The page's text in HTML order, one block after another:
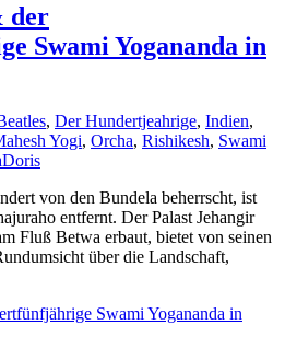
der
Swami Yogananda in
, Der Hundertjeahrige, Indien,
Yogi, Orcha, Rishikesh, Swami
Doris
von den Bundela beherrscht, ist
entfernt. Der Palast Jehangir
Fluß Betwa erbaut, bietet von seinen
über die Landschaft,